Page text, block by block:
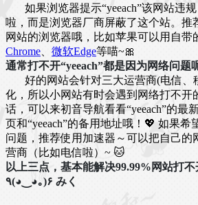
如果浏览器提示“yeeach”该网站违
啦，而是浏览器厂商屏蔽了这个站。推
网站的浏览器哦，比如苹果可以用自带
Chrome
微软Edge等喵~🎀
通常打不开“yeeach”都是因为网络问题
好的网站会针对三大运营商(电信、
化，所以小网站有时会遇到网络打不开
话，可以来初音导航看看“yeeach”的最
页和“yeeach”的备用地址哦！💖 如果希
问题，推荐使用加速器～可以把自己的
营商（比如电信啦）~ 🐱
以上三点，基本能解决99.99%网站打不
٩(◕‿◕｡)۶ みく